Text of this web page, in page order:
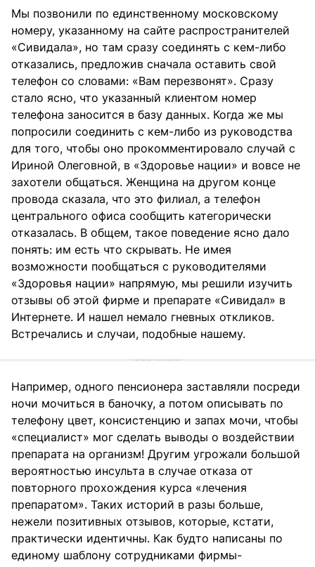
Мы позвонили по единственному московскому
номеру, указанному на сайте распространителей
«Сивидала», но там сразу соединять с кем-либо
отказались, предложив сначала оставить свой
телефон со словами: «Вам перезвонят». Сразу
стало ясно, что указанный клиентом номер
телефона заносится в базу данных. Когда же мы
попросили соединить с кем-либо из руководства
для того, чтобы оно прокомментировало случай с
Ириной Олеговной, в «Здоровье нации» и вовсе не
захотели общаться. Женщина на другом конце
провода сказала, что это филиал, а телефон
центрального офиса сообщить категорически
отказалась. В общем, такое поведение ясно дало
понять: им есть что скрывать. Не имея
возможности пообщаться с руководителями
«Здоровья нации» напрямую, мы решили изучить
отзывы об этой фирме и препарате «Сивидал» в
Интернете. И нашел немало гневных откликов.
Встречались и случаи, подобные нашему.
Например, одного пенсионера заставляли посреди
ночи мочиться в баночку, а потом описывать по
телефону цвет, консистенцию и запах мочи, чтобы
«специалист» мог сделать выводы о воздействии
препарата на организм! Другим угрожали большой
вероятностью инсульта в случае отказа от
повторного прохождения курса «лечения
препаратом». Таких историй в разы больше,
нежели позитивных отзывов, которые, кстати,
практически идентичны. Как будто написаны по
единому шаблону сотрудниками фирмы-